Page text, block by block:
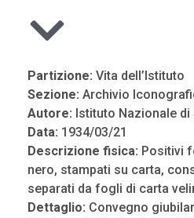
Partizione: Vita dell’Istituto
Sezione: Archivio
Autore: Istituto Nazionale di
Data: 1934/03/21
Descrizione fisica: Positivi
nero, stampati su carta,
separati da fogli di carta
Dettaglio: Convegno